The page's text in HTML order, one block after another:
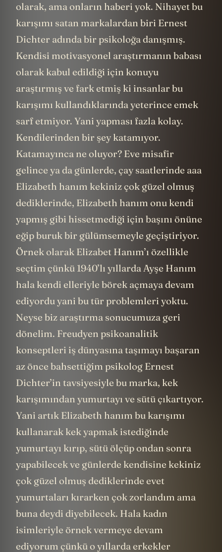
olarak, ama onların haberi yok. Nihayet bu
karışımı satan markalardan biri Ernest
Dichter adında bir psikoloğa danışmış.
Kendisi motivasyonel araştırmanın babası
olarak kabul edildiği için konuyu
araştırmış ve fark etmiş ki insanlar bu
karışımı kullandıklarında yeterince emek
sarf etmiyor. Yani yapması fazla kolay.
Kendilerinden bir şey katamıyor.
Katamayınca ne oluyor? Eve misafir
gelince ya da günlerde, çay saatlerinde aaa
Elizabeth hanım kekiniz çok güzel olmuş
dediklerinde, Elizabeth hanım onu kendi
yapmış gibi hissetmediği için başını önüne
eğip buruk bir gülümsemeyle geçiştiriyor.
Örnek olarak Elizabet Hanım’ı özellikle
seçtim çünkü 1940’lı yıllarda Ayşe Hanım
hala kendi elleriyle börek açmaya devam
ediyordu yani bu tür problemleri yoktu.
Neyse biz araştırma sonucumuza geri
dönelim. Freudyen psikoanalitik
konseptleri iş dünyasına taşımayı başaran
az önce bahsettiğim psikolog Ernest
Dichter’in tavsiyesiyle bu marka, kek
karışımından yumurtayı ve sütü çıkartıyor.
Yani artık Elizabeth hanım bu karışımı
kullanarak kek yapmak istediğinde
yumurtayı kırıp, sütü ölçüp ondan sonra
yapabilecek ve günlerde kendisine kekiniz
çok güzel olmuş dediklerinde evet
yumurtaları kırarken çok zorlandım ama
buna deydi diyebilecek. Hala kadın
isimleriyle örnek vermeye devam
ediyorum çünkü o yıllarda erkekler